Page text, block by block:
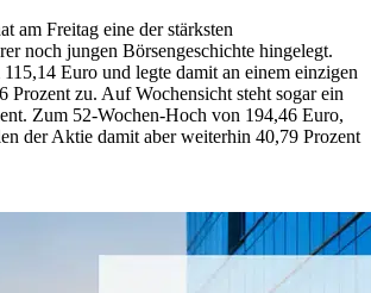
am Freitag eine der stärksten
noch jungen Börsengeschichte hingelegt.
Euro und legte damit an einem einzigen
Prozent zu. Auf Wochensicht steht sogar ein
Zum 52-Wochen-Hoch von 194,46 Euro,
der Aktie damit aber weiterhin 40,79 Prozent